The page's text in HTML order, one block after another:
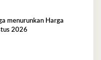
menurunkan Harga
2026